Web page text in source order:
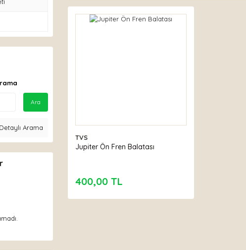
Ara
Detaylı Arama
TVS
Jupiter Ön Fren Balatası
400,00 TL